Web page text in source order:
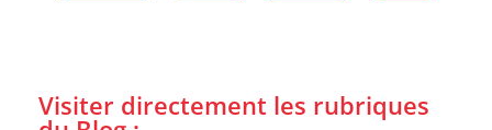
Visiter directement les rubriques